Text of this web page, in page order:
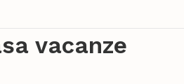
vacanze